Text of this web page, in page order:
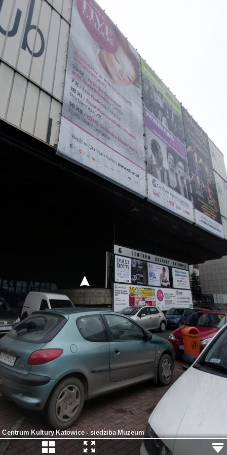
Centrum Kultury Katowice - siedziba Muzeum